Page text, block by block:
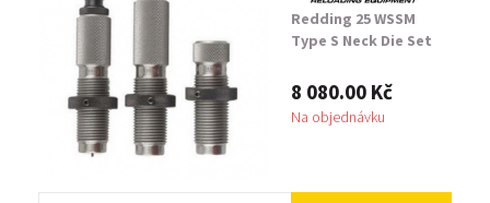
Redding 25 WSSM
Type S Neck Die Set
8 080.00 Kč
Na objednávku